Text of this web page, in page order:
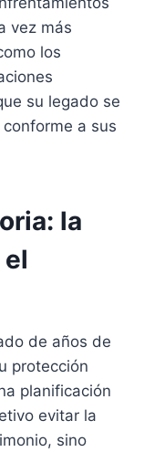
vez más
los
su legado se
a sus
la
de años de
protección
planificación
evitar la
sino